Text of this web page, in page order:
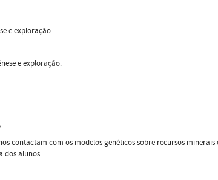
e exploração.
e exploração.
contactam com os modelos genéticos sobre recursos
dos alunos.